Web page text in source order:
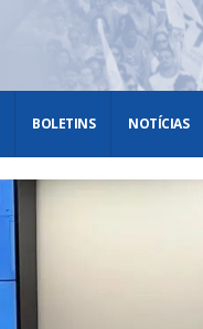
BOLETINS NOTÍCIAS